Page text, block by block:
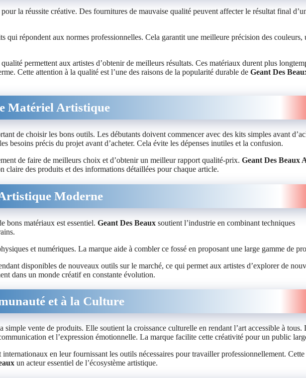
la réussite créative. Des fournitures de mauvaise qualité peuvent affecter le résultat final
qui répondent aux normes professionnelles. Cela garantit une meilleure précision des couleurs,
permettent aux artistes d’obtenir de meilleurs résultats. Ces matériaux durent plus
Cette attention à la qualité est l’une des raisons de la popularité durable de Geant Des
Matériel Artistique
de choisir les bons outils. Les débutants doivent commencer avec des kits simples avant
besoins précis du projet avant d’acheter. Cela évite les dépenses inutiles et la confusion.
de faire de meilleurs choix et d’obtenir un meilleur rapport qualité-prix. Geant Des Beaux
claire des produits et des informations détaillées pour chaque article.
Moderne
bons matériaux est essentiel. Geant Des Beaux soutient l’industrie en combinant techniques
et numériques. La marque aide à combler ce fossé en proposant une large gamme de
disponibles de nouveaux outils sur le marché, ce qui permet aux artistes d’explorer de
dans un monde créatif en constante évolution.
et à la Culture
simple vente de produits. Elle soutient la croissance culturelle en rendant l’art accessible à tous.
et l’expression émotionnelle. La marque facilite cette créativité pour un public
en leur fournissant les outils nécessaires pour travailler professionnellement. Cette
un acteur essentiel de l’écosystème artistique.